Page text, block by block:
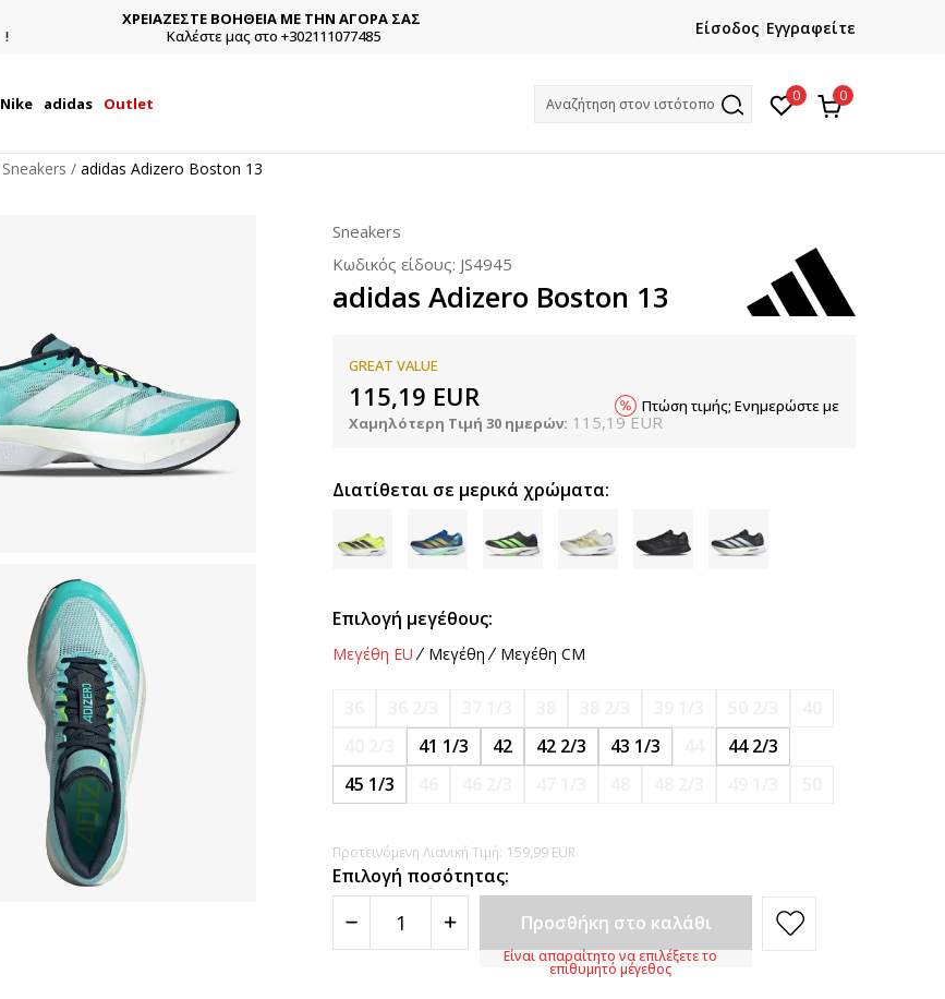
ΧΡΕΙΑΖΕΣΤΕ ΒΟΗΘΕΙΑ ΜΕ ΤΗΝ ΑΓΟΡΑ ΣΑΣ;
Καλέστε μας στο +302111077485
ΔΩΡΕΑΝ ΜΕΤΑΦΟΡΙΚΑ
για αγορές άνω των 54€Είσοδος Εγγραφείτε
Nike adidas Outlet Αναζήτηση στον ιστότοπο 0 0
Sneakers adidas Adizero Boston 13
Sneakers
Κωδικός είδους: JS4945
adidas Adizero Boston 13
GREAT VALUE
115,19 EUR
Χαμηλότερη Τιμή 30 ημερών: 115,19 EUR
Πτώση τιμής; Ενημερώστε με
Διατίθεται σε μερικά χρώματα:
Επιλογή μεγέθους:
Μεγέθη EU Μεγέθη Μεγέθη CM
41 1/3 42 42 2/3 43 1/3
44 2/3
45 1/3
Προτεινόμενη Λιανική Τιμή: 159,99 EUR
Επιλογή ποσότητας:
Προσθήκη στο καλάθι
Είναι απαραίτητο να επιλέξετε το
επιθυμητό μέγεθος